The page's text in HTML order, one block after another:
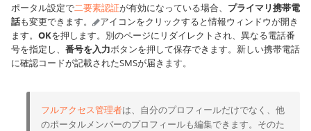
ポータル設定で二要素認証が有効になっている場合、 プライマリ携帯電
話も変更できます。
アイコンをクリックすると情報ウィンドウが開き
ます。 OKを押します。別のページにリダイレクトされ、異なる電話番
号を指定し、 番号を入力ボタンを押して保存できます。新しい携帯電話
に確認コードが記載されたSMSが届きます。
フルアクセス管理者は、自分のプロフィールだけでなく、他
のポータルメンバーのプロフィールも編集できます。そのた